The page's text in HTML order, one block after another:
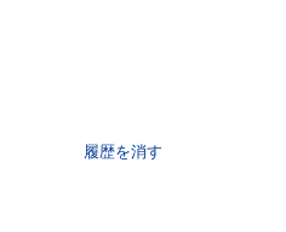
履歴を消す